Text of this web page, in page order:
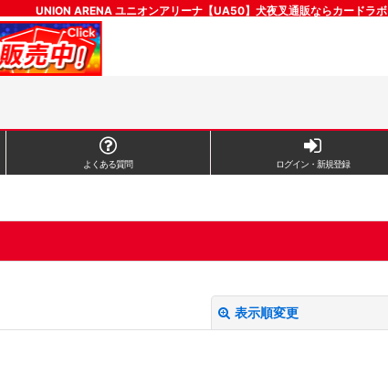
UNION ARENA ユニオンアリーナ【UA50】犬夜叉通販ならカードラボ
よくある質問 ログイン・新規登録
表示順変更